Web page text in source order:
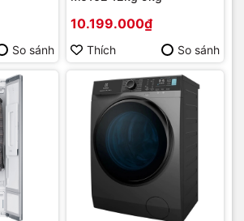
So sánh
10.199.000₫
Thích So sánh